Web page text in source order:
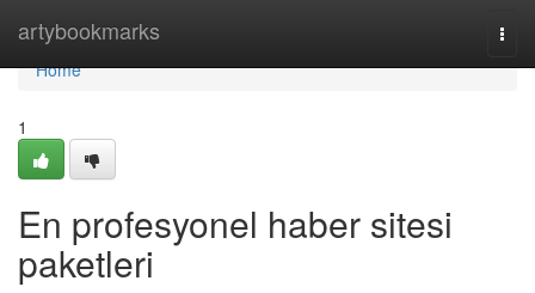
artybookmarks
Home
Home
1
En profesyonel haber sitesi
paketleri